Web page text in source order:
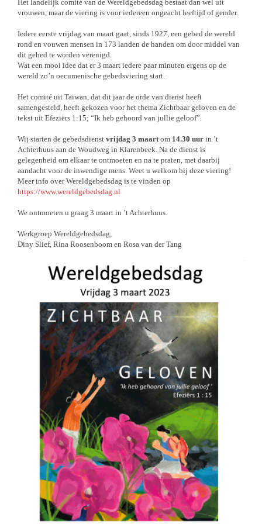
Het landelijk comité van de Wereldgebedsdag bestaat dan wel uit
vrouwen, maar de viering is voor iedereen ongeacht leeftijd of gender.
Iedere eerste vrijdag van maart gaat, sinds 1927, een gebed de wereld
rond en vouwen mensen in 173 landen de handen om door middel van
dit gebed te worden verenigd.
Wat een mooi idee dat er 3 maart iedere paar minuten ergens op de
wereld zo’n oecumenische gebedsviering start.
Het comité uit Taiwan, dat dit jaar de orde van dienst heeft
samengesteld, heeft gekozen voor het thema Zichtbaar geloven en de
tekst uit Efeziërs 1:15; “Ik heb gehoord van jullie geloof”.
Wij starten de gebedsdienst vrijdag 3 maartom 14.30 uur in ’t
Achterhuus aan de Woudweg in Klarenbeek. Na de dienst is
gelegenheid om elkaar te ontmoeten en na te praten, met daarbij
aandacht voor de inwendige mens. Weet u welkom bij deze viering!
Meer info over Wereldgebedsdag is te vinden op
https://www.wereldgebedsdag.nl
We ontmoeten u graag 3 maart in ’t Achterhuus.
Werkgroep Wereldgebedsdag,
Diny Slief, Rina Roosenboom en Rosa van der Tang